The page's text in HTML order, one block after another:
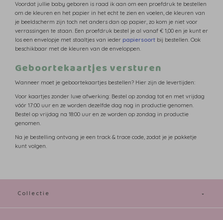
Voordat jullie baby geboren is raad ik aan om een proefdruk te bestellen
om de kleuren en het papier in het echt te zien en voelen, de kleuren van
je beeldscherm zijn toch net anders dan op papier, zo kom je niet voor
verrassingen te staan. Een proefdruk bestel je al vanaf € 1,00 en je kunt er
los een envelopje met staaltjes van ieder papiersoort bij bestellen. Ook
beschikbaar met de kleuren van de enveloppen.
Geboortekaartjes versturen
Wanneer moet je geboortekaartjes bestellen? Hier zijn de levertijden:
Voor kaartjes zonder luxe afwerking: Bestel op zondag tot en met vrijdag
vóór 17:00 uur en ze worden dezelfde dag nog in productie genomen.
Bestel op vrijdag na 18:00 uur en ze worden op zondag in productie
genomen.
Na je bestelling ontvang je een track & trace code, zodat je je pakketje
kunt volgen.
Collectie